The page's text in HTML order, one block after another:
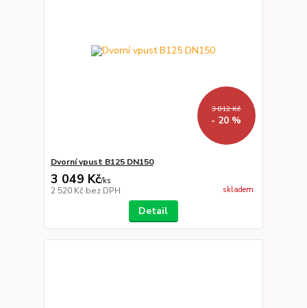
3 812 Kč
- 20 %
Dvorní vpust B125 DN150
3 049 Kč/ks
2 520 Kč bez DPH skladem
Detail